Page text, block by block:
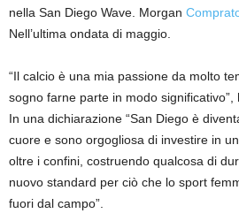
nella San Diego Wave. Morgan
Nell’ultima ondata di maggio.
“Il calcio è una mia passione da molto
sogno farne parte in modo significativo”,
In una dichiarazione “San Diego è
cuore e sono orgogliosa di investire in
oltre i confini, costruendo qualcosa di
nuovo standard per ciò che lo sport
fuori dal campo”.